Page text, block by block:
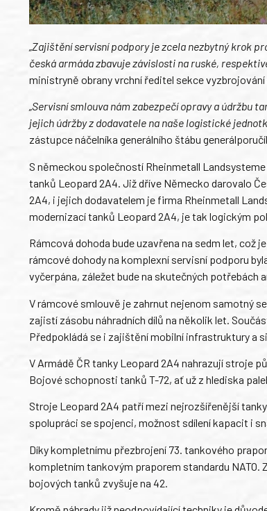
„Zajištění servisní podpory je zcela nezbytný krok
česká armáda zbavuje závislosti na ruské,
ministryně obrany vrchní ředitel sekce vyzbrojování
„Servisní smlouva nám zabezpečí opravy a údržbu
jejich údržby z dodavatele na naše logistické
zástupce náčelníka generálního štábu
S německou společností Rheinmetall
tanků Leopard 2A4. Již dříve Německo darovalo
2A4, i jejich dodavatelem je firma Rheinmetall
modernizací tanků Leopard 2A4, je tak logickým
Rámcová dohoda bude uzavřena na sedm let, což
rámcové dohody na komplexní servisní podporu
vyčerpána, záležet bude na skutečných potřebách
V rámcové smlouvě je zahrnut nejenom samotný
zajistí zásobu náhradních dílů na několik let.
Předpokládá se i zajištění mobilní infrastruktury a
V Armádě ČR tanky Leopard 2A4 nahrazují stroje
Bojové schopnosti tanků T-72, ať už z hlediska
Stroje Leopard 2A4 patří mezi nejrozšířenější
spolupráci se spojenci, možnost sdílení kapacit i
Díky kompletnímu přezbrojení 73. tankového
kompletním tankovým praporem standardu NATO.
bojových tanků zvyšuje na 42.